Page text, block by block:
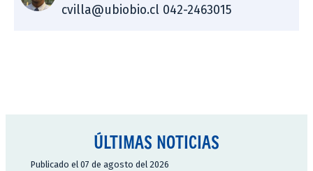
cvilla@ubiobio.cl 042-2463015
ÚLTIMAS NOTICIAS
Publicado el 07 de agosto del 2026